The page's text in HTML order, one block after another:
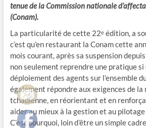
tenue de la Commission nationale
(Conam).
La particularité de cette 22ᵉ édition, a
c’est qu’en restaurant la Conam cette
mois courant, après sa suspension
non seulement reprendre une pratique
déploiement des agents sur l’ensemble
également répondre aux exigences de la
tchadienne, en réorientant et en
aider au mieux à la gestion et au
C’est pourquoi, loin d’être un simple